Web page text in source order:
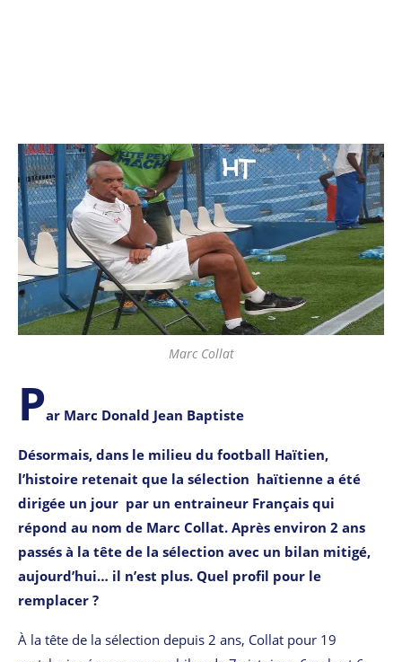
Marc Collat
Par Marc Donald Jean Baptiste
Désormais, dans le milieu du football Haïtien,
l’histoire retenait que la sélection haïtienne a été
dirigée un jour par un entraineur Français qui
répond au nom de Marc Collat. Après environ 2 ans
passés à la tête de la sélection avec un bilan mitigé,
aujourd’hui… il n’est plus. Quel profil pour le
remplacer ?
À la tête de la sélection depuis 2 ans, Collat pour 19